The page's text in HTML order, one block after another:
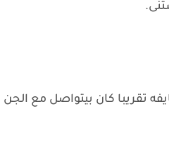
تقريبا كان بيتواصل مع الجن